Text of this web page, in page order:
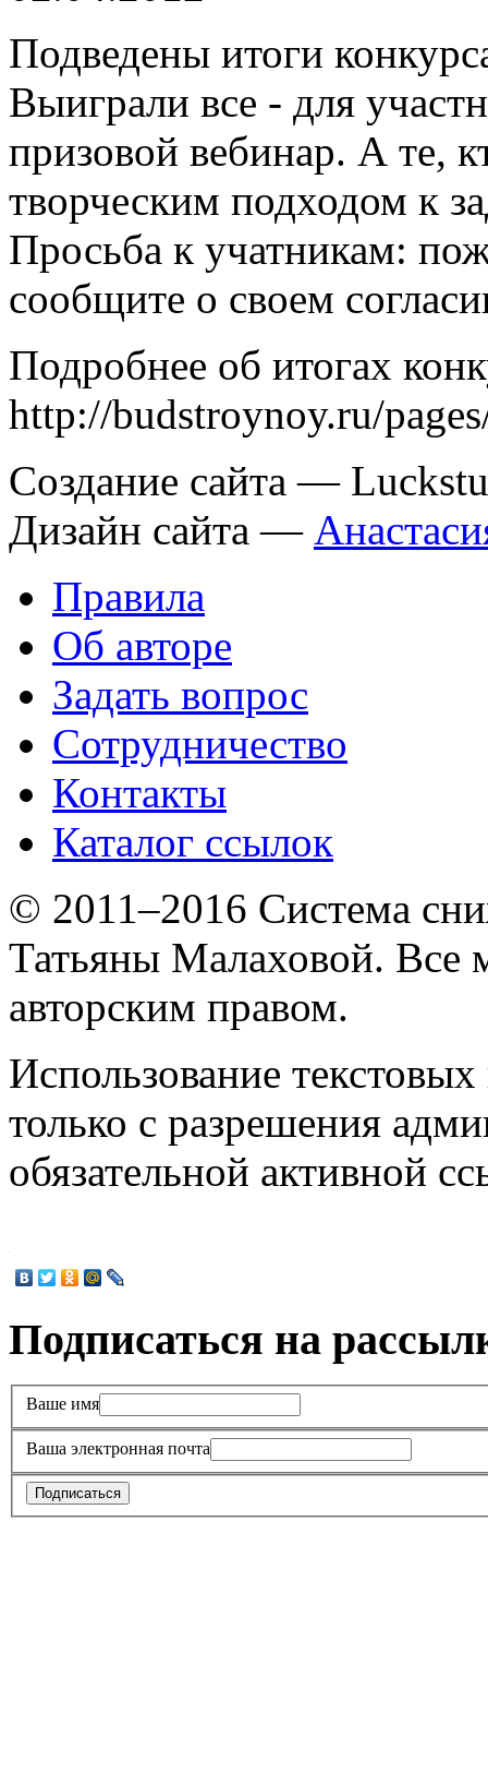
Подведены итоги
Выиграли все - для
призовой вебинар. А те,
творческим подходом к
Просьба к учатникам:
сообщите о своем
Подробнее об итогах
http://budstroynoy.ru/
Создание сайта —
Дизайн сайта —
Правила
Об авторе
Задать вопрос
Сотрудничество
Контакты
Каталог ссылок
© 2011–2016 Система
Татьяны Малаховой. Все
авторским правом.
Использование
только с разрешения
обязательной активной
Подписаться на
Ваше имя
Ваша электронная почта